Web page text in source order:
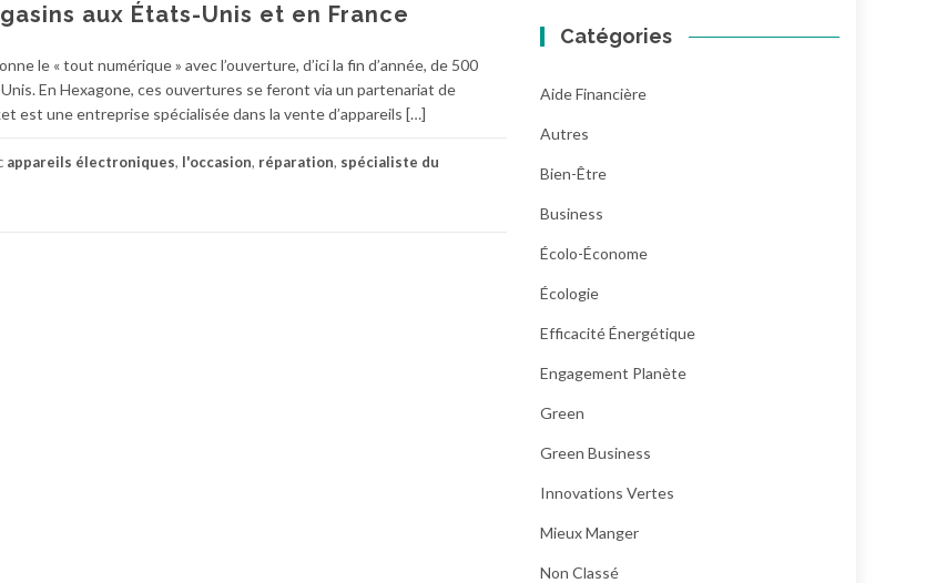
aux États-Unis et en France
le « tout numérique » avec l’ouverture, d’ici la fin d’année, de 500
En Hexagone, ces ouvertures se feront via un partenariat de
est une entreprise spécialisée dans la vente d’appareils […]
appareils électroniques, l'occasion, réparation, spécialiste du
Catégories
Aide Financière
Autres
Bien-Être
Business
Écolo-Économe
Écologie
Efficacité Énergétique
Engagement Planète
Green
Green Business
Innovations Vertes
Mieux Manger
Non Classé